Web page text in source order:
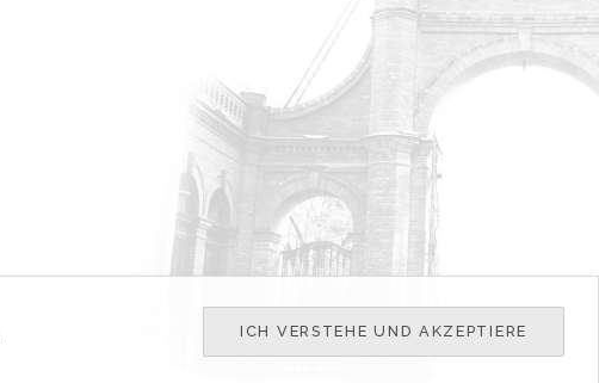
ICH VERSTEHE UND AKZEPTIERE